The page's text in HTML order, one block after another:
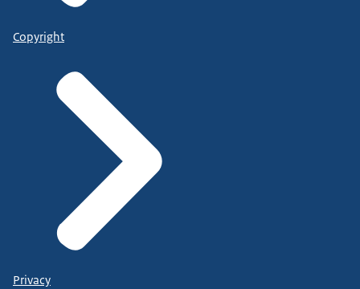
Copyright
Privacy